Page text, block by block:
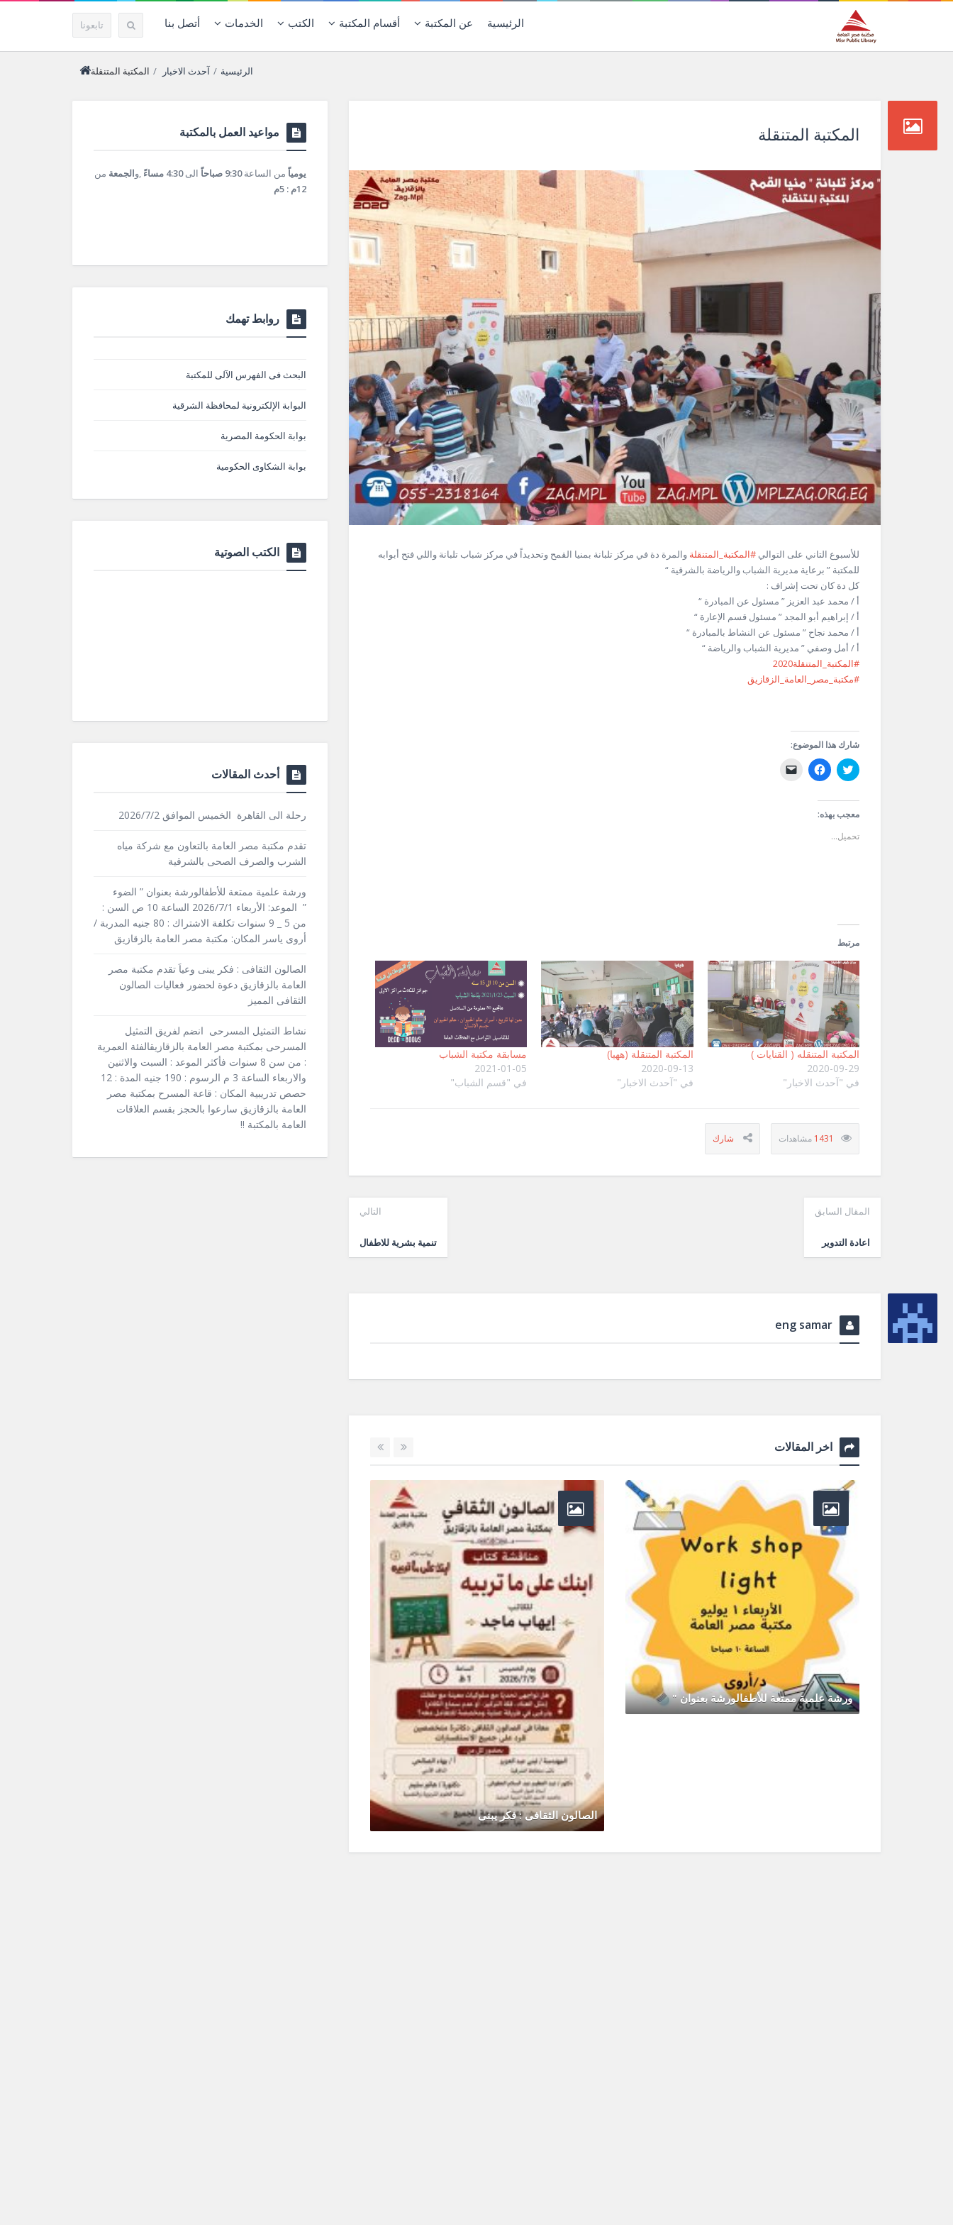
تابعونا الرئيسية عن المكتبة أقسام المكتبة الكتب الخدمات أتصل بنا
الرئيسية / آحدث الاخبار / المكتبة المتنقلة
المكتبة المتنقلة
للأسبوع التاني على التوالي #المكتبة_المتنقلة والمرة دة في مركز تلبانة بمنيا القمح وتحديداً في مركز شباب تلبانة واللي فتح أبوابه
للمكتبة ” برعاية مديرية الشباب والرياضة بالشرقية “
كل دة كان تحت إشراف :
أ / محمد عبد العزيز ” مسئول عن المبادرة “
أ / إبراهيم أبو المجد ” مسئول قسم الإعارة “
أ / محمد نجاح ” مسئول عن النشاط بالمبادرة “
أ / أمل وصفي ” مديرية الشباب والرياضة “
#المكتبة_المتنقلة2020
#مكتبة_مصر_العامة_الزقازيق
شارك هذا الموضوع:
اضغط
للمشاركة
(فتح
في
نافذة
انقر
للمشاركة
معجب بهذه:
تحميل...
مرتبط
المكتبة المتنقله ( القنايات )
2020-09-29
في "آحدث الاخبار"
المكتبة المتنقلة (ههيا)
2020-09-13
في "آحدث الاخبار"
مسابقة مكتبة الشباب
2021-01-05
في "قسم الشباب"
1431
المقال السابق
اعادة التدوير
التالي
تنمية بشرية للاطفال
eng samar
اخر المقالات
ورشة علمية ممتعة للأطفالورشة بعنوان "
الصالون الثقافى : فكر يبنى
مواعيد العمل بالمكتبة
يومياً من الساعة9:30 صباحاً الى4:30 مساءً ,والجمعة من
12م : 5م
روابط تهمك
البحث فى الفهرس الآلى للمكتبة
البوابة الإلكترونية لمحافظة الشرقية
بوابة الحكومة المصرية
بوابة الشكاوى الحكومية
الكتب الصوتية
أحدث المقالات
رحلة الى القاهرة الخميس الموافق 2026/7/2
تقدم مكتبة مصر العامة بالتعاون مع شركة مياه
الشرب والصرف الصحى بالشرقية
ورشة علمية ممتعة للأطفالورشة بعنوان ” الضوء
” الموعد: الأربعاء 2026/7/1 الساعة 10 ص السن :
من 5 _ 9 سنوات تكلفة الاشتراك : 80 جنيه المدربة /
أروى ياسر المكان: مكتبة مصر العامة بالزقازيق
الصالون الثقافى : فكر يبنى وعياَ تقدم مكتبة مصر
العامة بالزقازيق دعوة لحضور فعاليات الصالون
الثقافى المميز
نشاط التمثيل المسرحى انضم لفريق التمثيل
المسرحى بمكتبة مصر العامة بالزقازيقالفئة العمرية
: من سن 8 سنوات فأكثر الموعد : السبت والاثنين
والاربعاء الساعة 3 م الرسوم : 190 جنيه المدة : 12
حصص تدريبية المكان : قاعة المسرح بمكتبة مصر
العامة بالزقازيق سارعوا بالحجز بقسم العلاقات
العامة بالمكتبة !!